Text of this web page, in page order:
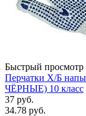
Быстрый просмотр
Перчатки Х/Б
ЧЁРНЫЕ) 10 класс
37 руб.
34.78 руб.